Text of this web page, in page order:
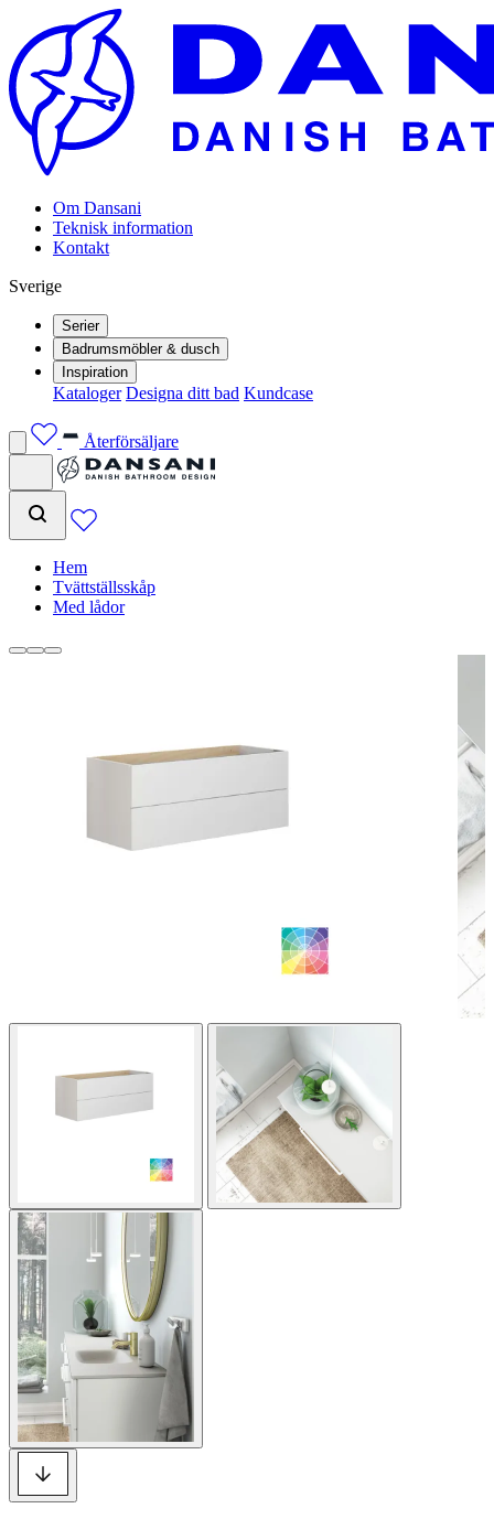
Om Dansani
Teknisk information
Kontakt
Sverige
Serier
Badrumsmöbler & dusch
Inspiration
Kataloger Designa ditt bad Kundcase
Återförsäljare
Hem
Tvättställsskåp
Med lådor